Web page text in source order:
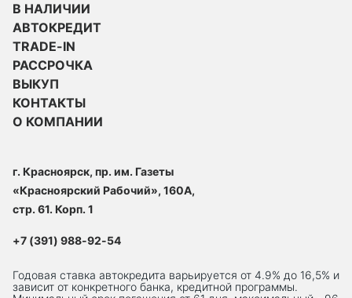
В НАЛИЧИИ
АВТОКРЕДИТ
TRADE-IN
РАССРОЧКА
ВЫКУП
КОНТАКТЫ
О КОМПАНИИ
г. Красноярск, пр. им. Газеты
«Красноярский Рабочий», 160А,
стр. 61. Корп. 1
+7 (391) 988-92-54
Годовая ставка автокредита варьируется от 4.9% до 16,5% и
зависит от конкретного банка, кредитной программы.